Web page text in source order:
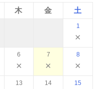
木 金 土
1
×
6
×
7
×
8
×
13 14 15